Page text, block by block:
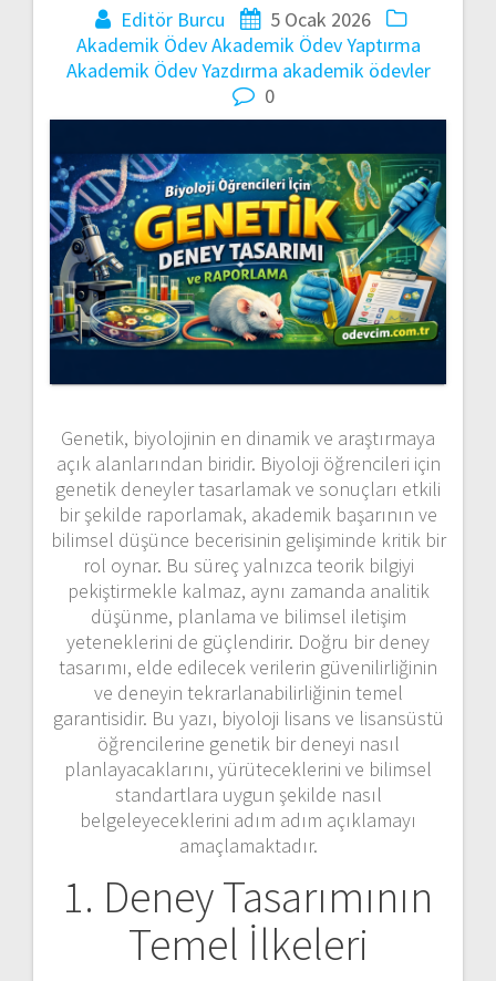
Editör Burcu
5 Ocak 2026
Akademik ÖdevAkademik Ödev Yaptırma
Akademik Ödev Yazdırma akademik ödevler
0
Genetik, biyolojinin en dinamik ve araştırmaya
açık alanlarından biridir. Biyoloji öğrencileri için
genetik deneyler tasarlamak ve sonuçları etkili
bir şekilde raporlamak, akademik başarının ve
bilimsel düşünce becerisinin gelişiminde kritik bir
rol oynar. Bu süreç yalnızca teorik bilgiyi
pekiştirmekle kalmaz, aynı zamanda analitik
düşünme, planlama ve bilimsel iletişim
yeteneklerini de güçlendirir. Doğru bir deney
tasarımı, elde edilecek verilerin güvenilirliğinin
ve deneyin tekrarlanabilirliğinin temel
garantisidir. Bu yazı, biyoloji lisans ve lisansüstü
öğrencilerine genetik bir deneyi nasıl
planlayacaklarını, yürüteceklerini ve bilimsel
standartlara uygun şekilde nasıl
belgeleyeceklerini adım adım açıklamayı
amaçlamaktadır.
1. Deney Tasarımının
Temel İlkeleri